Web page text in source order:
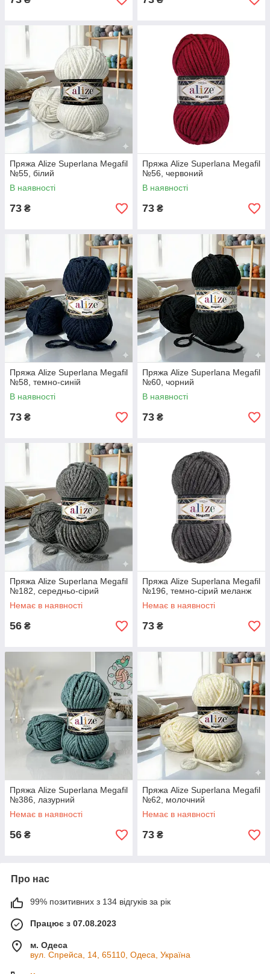
Пряжа Alize Superlana Megafil
№55, білий
В наявності
73 ₴
Пряжа Alize Superlana Megafil
№56, червоний
В наявності
73 ₴
Пряжа Alize Superlana Megafil
№58, темно-синій
В наявності
73 ₴
Пряжа Alize Superlana Megafil
№60, чорний
В наявності
73 ₴
Пряжа Alize Superlana Megafil
№182, середньо-сірий
Немає в наявності
56 ₴
Пряжа Alize Superlana Megafil
№196, темно-сірий меланж
Немає в наявності
73 ₴
Пряжа Alize Superlana Megafil
№386, лазурний
Немає в наявності
56 ₴
Пряжа Alize Superlana Megafil
№62, молочний
Немає в наявності
73 ₴
Про нас
99% позитивних з 134 відгуків за рік
Працює з 07.08.2023
м. Одеса
вул. Спрейса, 14, 65110, Одеса, Україна